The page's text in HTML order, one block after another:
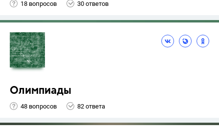
18 вопросов 30 ответов
Олимпиады
48 вопросов 82 ответа